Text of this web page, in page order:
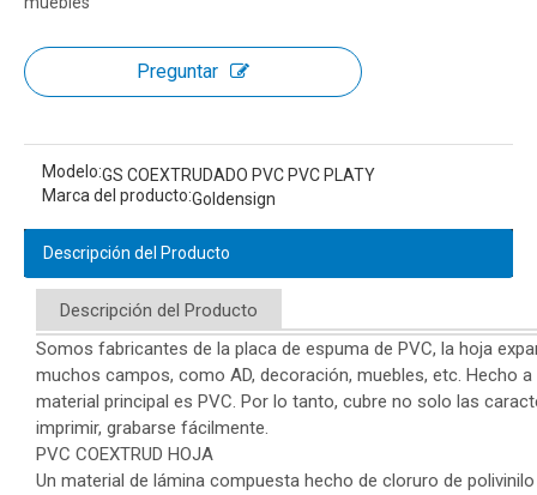
Preguntar
Modelo:GS COEXTRUDADO PVC PVC PLATY
Marca del producto:Goldensign
Descripción del Producto
Descripción del Producto
Somos fabricantes de la placa de espuma de PVC, la hoja
muchos campos, como AD, decoración, muebles, etc. Hecho
material principal es PVC. Por lo tanto, cubre no solo las
imprimir, grabarse fácilmente.
PVC COEXTRUD HOJA
Un material de lámina compuesta hecho de cloruro de